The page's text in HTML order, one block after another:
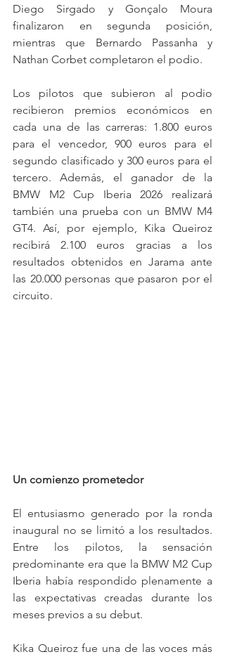
Diego Sirgado y Gonçalo Moura
finalizaron en segunda posición,
mientras que Bernardo Passanha y
Nathan Corbet completaron el podio.
Los pilotos que subieron al podio
recibieron premios económicos en
cada una de las carreras: 1.800 euros
para el vencedor, 900 euros para el
segundo clasificado y 300 euros para el
tercero. Además, el ganador de la
BMW M2 Cup Iberia 2026 realizará
también una prueba con un BMW M4
GT4. Así, por ejemplo, Kika Queiroz
recibirá 2.100 euros gracias a los
resultados obtenidos en Jarama ante
las 20.000 personas que pasaron por el
circuito.
Un comienzo prometedor
El entusiasmo generado por la ronda
inaugural no se limitó a los resultados.
Entre los pilotos, la sensación
predominante era que la BMW M2 Cup
Iberia había respondido plenamente a
las expectativas creadas durante los
meses previos a su debut.
Kika Queiroz fue una de las voces más